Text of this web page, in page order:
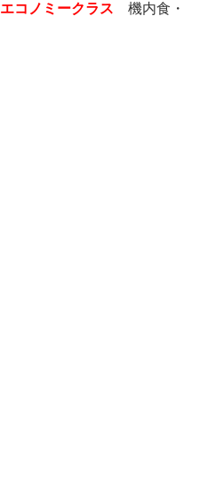
エコノミークラス 機内食・